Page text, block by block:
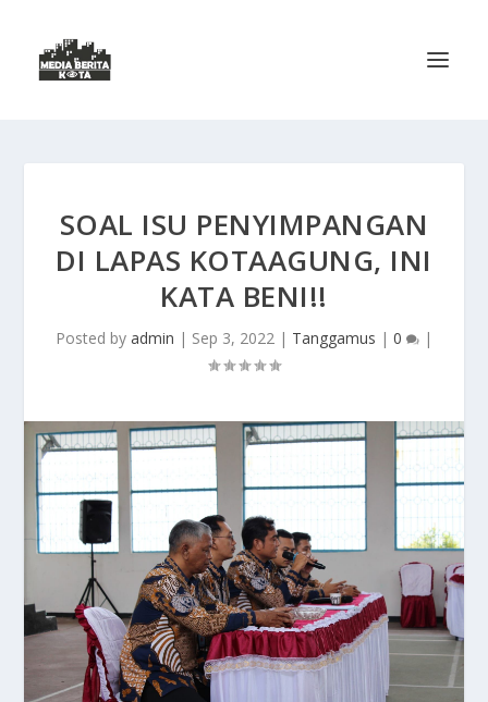
SOAL ISU PENYIMPANGAN
DI LAPAS KOTAAGUNG, INI
KATA BENI!!
Posted by admin | Sep 3, 2022 | Tanggamus | 0 |